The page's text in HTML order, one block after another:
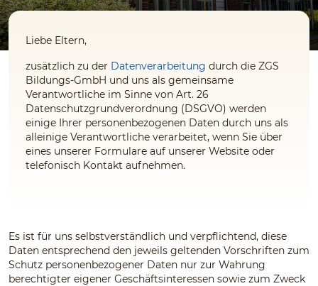
Liebe Eltern,
zusätzlich zu der Datenverarbeitung durch die ZGS
Bildungs-GmbH und uns als gemeinsame
Verantwortliche im Sinne von Art. 26
Datenschutzgrundverordnung (DSGVO) werden
einige Ihrer personenbezogenen Daten durch uns als
alleinige Verantwortliche verarbeitet, wenn Sie über
eines unserer Formulare auf unserer Website oder
telefonisch Kontakt aufnehmen.
Es ist für uns selbstverständlich und verpflichtend, diese
Daten entsprechend den jeweils geltenden Vorschriften zum
Schutz personenbezogener Daten nur zur Wahrung
berechtigter eigener Geschäftsinteressen sowie zum Zweck